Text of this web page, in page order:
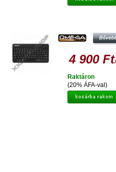
4 900 Ft
(20% ÁFA-val)
Raktáron